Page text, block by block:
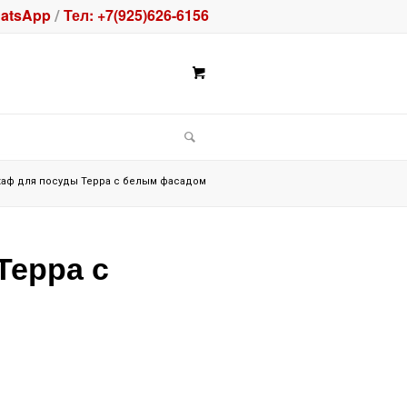
/ Тел: +7(925)626-6156
для посуды Терра с белым фасадом
с